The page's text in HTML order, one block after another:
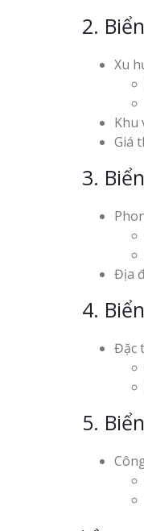
2.
Xu
Khu
Giá
3.
Địa
4.
Đặc
5.